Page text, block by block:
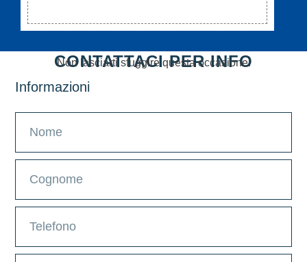
CONTATTACI PER INFO
Non lasciarti sfuggire questa occasione!
Informazioni